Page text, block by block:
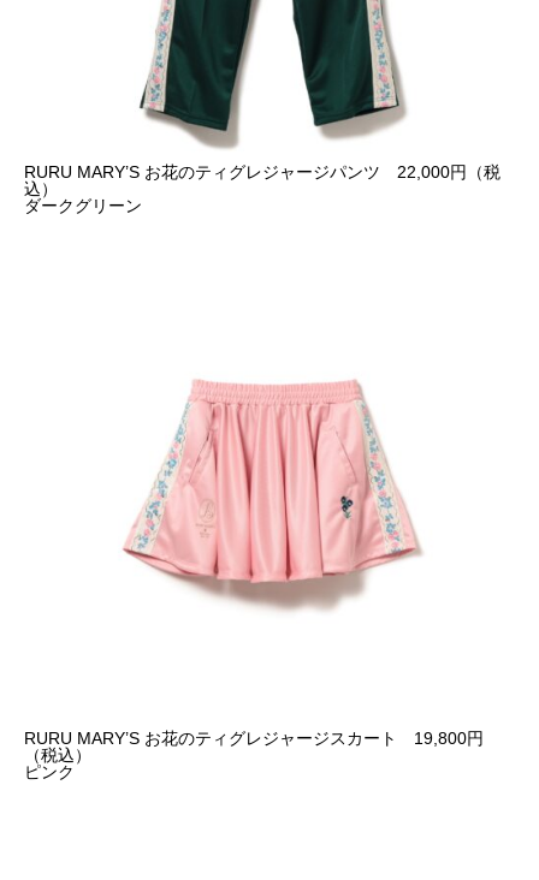
RURU MARY’S お花のティグレジャージパンツ 22,000円（税
込）
ダークグリーン
RURU MARY’S お花のティグレジャージスカート 19,800円
（税込）
ピンク